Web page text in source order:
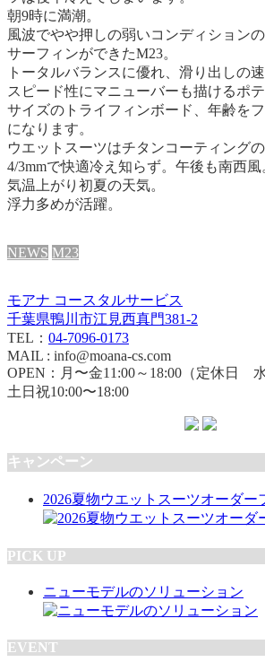
朝9時に満潮。
風波でやや押しの弱いコンディション
サーフィンができたM23。
トータルバランスに優れ、滑り出しの
スピード性にマニューバーも描けるポ
サイズのトライフィンボード、年齢を
になります。
ウエットスーツはチタンコーティング
4/3mmで快適冷え知らず。 午後も南西風
気温上がり初夏の天気。
浮力多めが活躍。
NEWS M23
モアナ コースタルサービス
千葉県鴨川市江見西真門381-2
TEL： 04-7096-0173
MAIL : info@moana-cs.com
OPEN：月〜金11:00～18:00（定休日 水
土日祝10:00〜18:00
キャンペーン
2026夏物ウエットスーツオーダー
PICK UP
ニューモデルのソリューション
EVENT